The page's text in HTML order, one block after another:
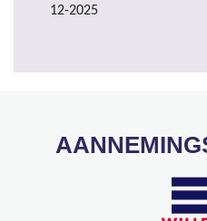
12-2025